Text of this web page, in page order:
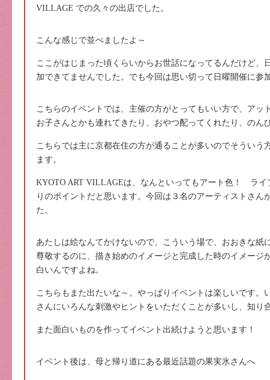
VILLAGE での久々の出店でした。
こんな感じで並べましたよ～
ここがはじまった頃くらいからお世話になってるんだけど、
加できてませんでした。でも今回は思い切って日曜開催に参
こちらのイベントでは、主催の方がとってもいい方で、アッ
お子さんとかも連れてきたり、おやつ配ってくれたり、のん
こちらでは主に京都在住の方が通ることが多いのでそういう
ます。
KYOTO ART VILLAGEは、なんといってもアート色！ ライ
りのポイントだと思います。今回は３名のアーティストさん
た。
あたしは絵なんてかけないので、こういう場で、おおきな紙
尊敬するのに、描き始めのイメージと完成した時のイメージ
白いんですよね。
こちらもまた出たいな～。やっぱりイベントは楽しいです。
さんにいろんな刺激やヒントをいただくことが多いし、知り
また面白いものを作ってイベント出続けようと思います！
イベント後は、母と帰り道にある最近話題の果実氷さんへ